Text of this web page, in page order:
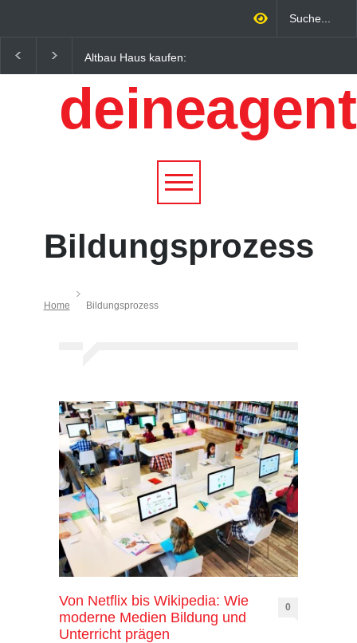
Altbau Haus kaufen:
Unterschiede zwischen
Süddeutschland und
Österreich einfach erklärt
Wirtschaftsfaktor: Wie
Qualitätstourismus
profitieren
Bildungsprozess
Home Bildungsprozess
Von Netflix bis Wikipedia: Wie
moderne Medien Bildung und
Unterricht prägen
0